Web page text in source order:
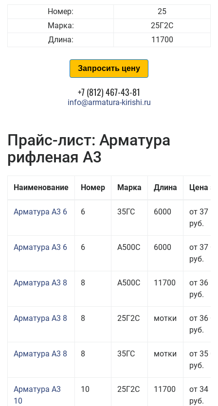
Номер:
25
Марка:
25Г2С
Длина:
11700
Запросить цену
+7 (812) 467-43-81
info@armatura-kirishi.ru
Прайс-лист: Арматура
рифленая А3
Наименование Номер Марка Длина Цена за
Арматура А3 6 6 35ГС 6000
от 37
руб.
Арматура А3 6 6 А500С 6000
от 37
руб.
Арматура А3 8 8 А500С 11700
от 36
руб.
Арматура А3 8 8 25Г2С мотки
от 36
руб.
Арматура А3 8 8 35ГС мотки
от 35
руб.
Арматура А3
10
10 25Г2С 11700
от 34
руб.